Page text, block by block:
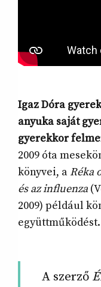
Igaz Dóra
anyuka saját
gyerekkor
2009 óta
könyvei, a Réka
és az influenza
2009) például
együttműködést.
A szerző